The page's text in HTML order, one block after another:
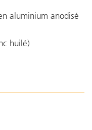
aluminium anodisé
huilé)